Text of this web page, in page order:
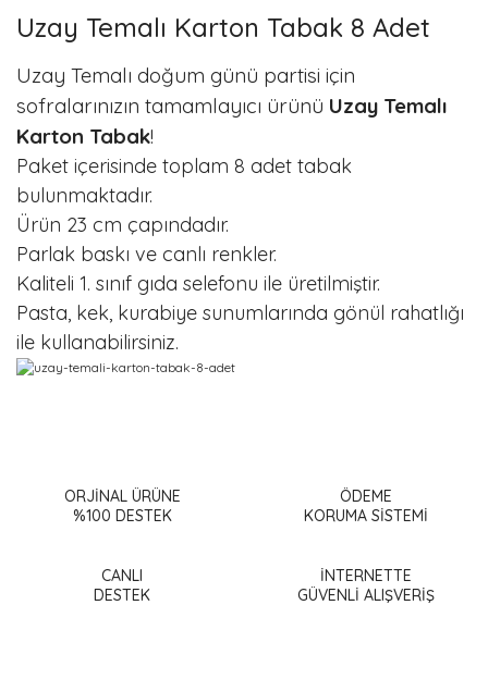
Uzay Temalı Karton Tabak 8 Adet
Uzay Temalı doğum günü partisi için
sofralarınızın tamamlayıcı ürünü Uzay Temalı
Karton Tabak!
Paket içerisinde toplam 8 adet tabak
bulunmaktadır.
Ürün 23 cm çapındadır.
Parlak baskı ve canlı renkler.
Kaliteli 1. sınıf gıda selefonu ile üretilmiştir.
Pasta, kek, kurabiye sunumlarında gönül rahatlığı
ile kullanabilirsiniz.
Görüş ve önerileriniz için teşekkür ederiz.
Ürün açıklamasında eksik bilgiler bulunuyor.
Ürün bilgilerinde hatalar bulunuyor.
ORJİNAL ÜRÜNE
%100 DESTEK
ÖDEME
KORUMA SİSTEMİ
CANLI
DESTEK
İNTERNETTE
GÜVENLİ ALIŞVERİŞ